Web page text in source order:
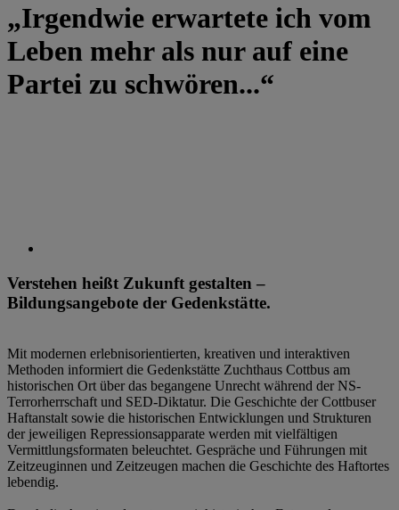
„Irgendwie erwartete ich vom
Leben mehr als nur auf eine
Partei zu schwören...“
Verstehen heißt Zukunft gestalten –
Bildungsangebote der Gedenkstätte.
Mit modernen erlebnisorientierten, kreativen und interaktiven
Methoden informiert die Gedenkstätte Zuchthaus Cottbus am
historischen Ort über das begangene Unrecht während der NS-
Terrorherrschaft und SED-Diktatur. Die Geschichte der Cottbuser
Haftanstalt sowie die historischen Entwicklungen und Strukturen
der jeweiligen Repressionsapparate werden mit vielfältigen
Vermittlungsformaten beleuchtet. Gespräche und Führungen mit
Zeitzeuginnen und Zeitzeugen machen die Geschichte des Haftortes
lebendig.